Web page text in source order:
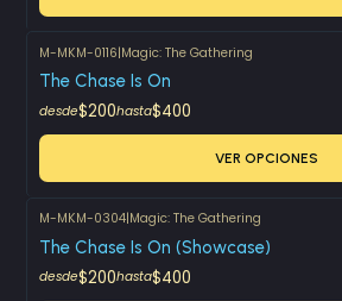
M-MKM-0116|Magic: The Gathering
The Chase Is On
desde$200hasta$400
VER OPCIONES
M-MKM-0304|Magic: The Gathering
The Chase Is On (Showcase)
desde$200hasta$400